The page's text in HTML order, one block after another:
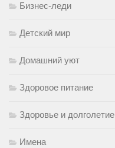
Бизнес-леди
Детский мир
Домашний уют
Здоровое питание
Здоровье и долголетие
Имена